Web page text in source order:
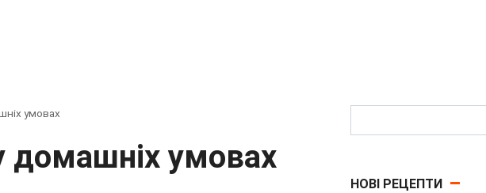
умовах
домашніх умовах
НОВІ РЕЦЕПТИ